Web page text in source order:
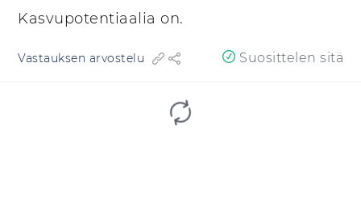
Kasvupotentiaalia on.
Vastauksen arvostelu Suosittelen sitä